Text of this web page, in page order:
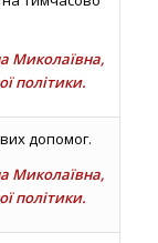
Миколаївна,
політики.
допомог.
Миколаївна,
політики.